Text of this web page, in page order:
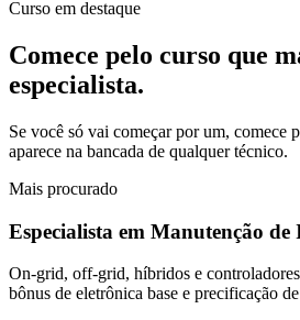
Curso em destaque
Comece pelo curso que
especialista.
Se você só vai começar por um, comece
aparece na bancada de qualquer técnico.
Mais procurado
Especialista em Manutenção de
On-grid, off-grid, híbridos e
bônus de eletrônica base e precificação